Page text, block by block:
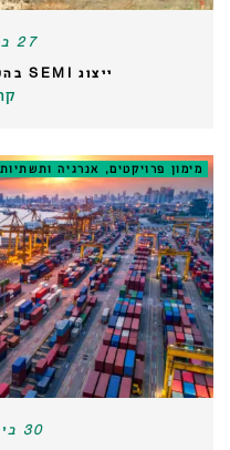
27 במאי,2025
ייצוג SEMI בהסכם עם רכבת ישראל
מימון פרויקטים, אנרגיה ותשתיות
30 בינואר,2025